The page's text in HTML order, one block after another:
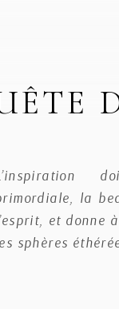
la
et donne
sphères